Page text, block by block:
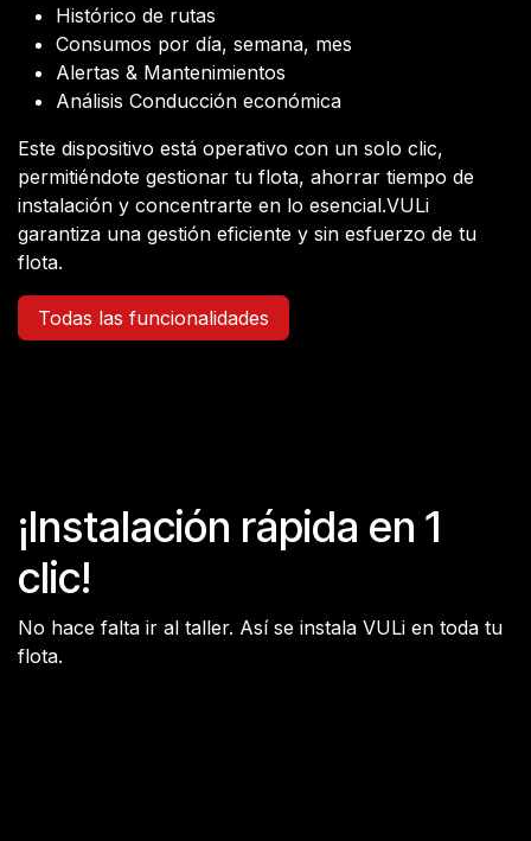
Histórico de rutas
Consumos por día, semana, mes
Alertas & Mantenimientos
Análisis Conducción económica
Este dispositivo está operativo con un solo clic,
permitiéndote gestionar tu flota, ahorrar tiempo de
instalación y concentrarte en lo esencial.VULi
garantiza una gestión eficiente y sin esfuerzo de tu
flota.
Todas las funcionalidades
¡Instalación rápida en 1
clic!
No hace falta ir al taller. Así se instala VULi en toda tu
flota.